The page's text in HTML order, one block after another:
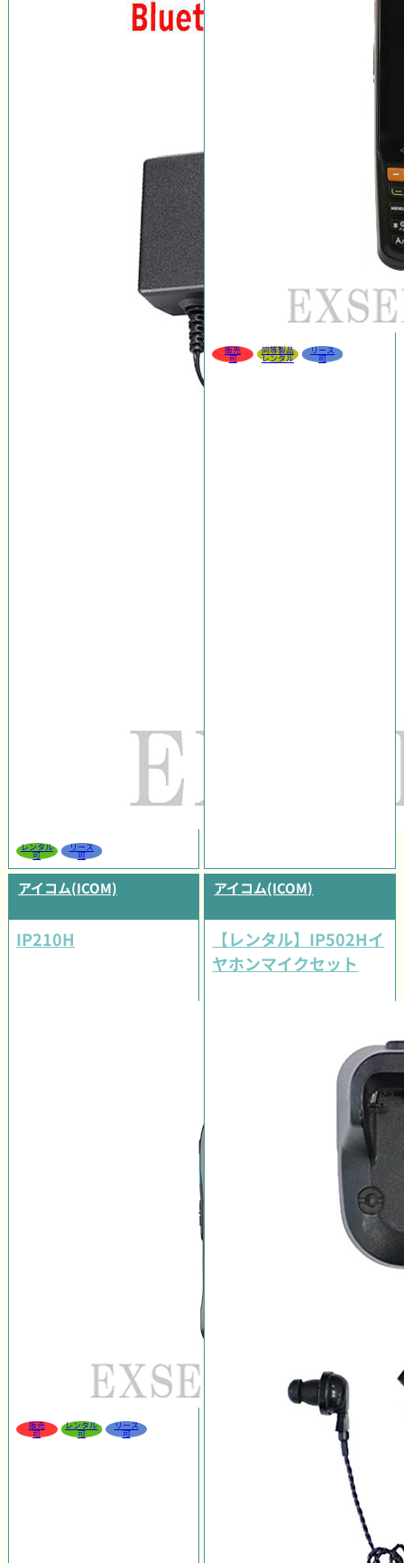
レンタル
可
リース
可
販売
可
同等製品
レンタル
リース
可
アイコム(ICOM)
IP210H
販売
可
レンタル
可
リース
可
アイコム(ICOM)
【レンタル】IP502Hイ
ヤホンマイクセット